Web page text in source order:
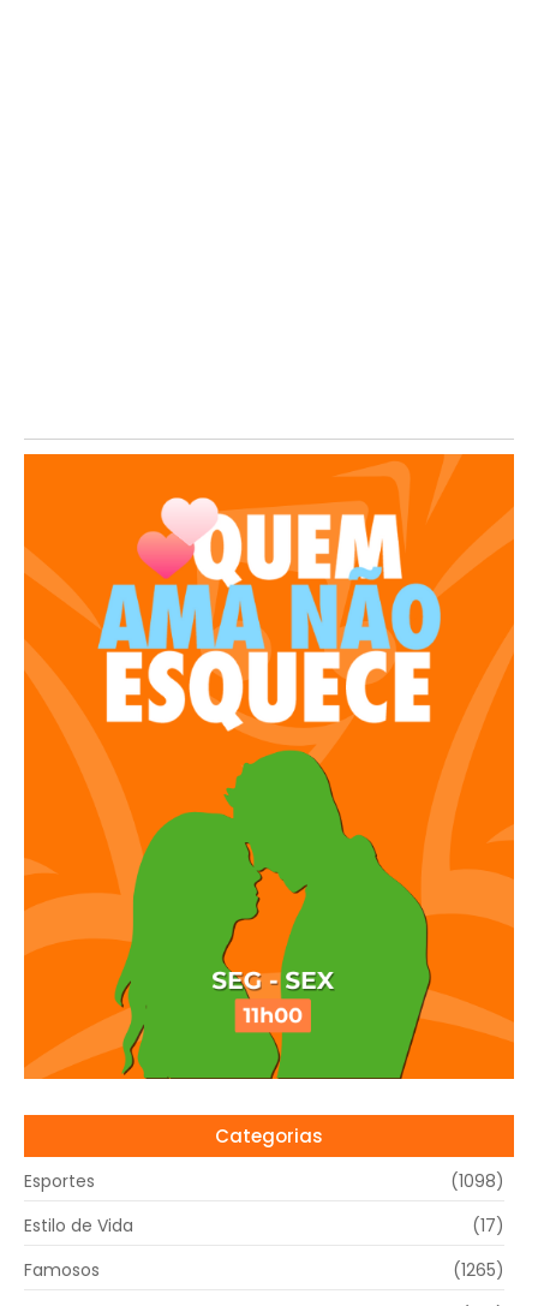
Categorias
Esportes
(1098)
Estilo de Vida
(17)
Famosos
(1265)